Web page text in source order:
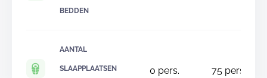
BEDDEN
AANTAL
SLAAPPLAATSEN 0 pers. 75 pers.